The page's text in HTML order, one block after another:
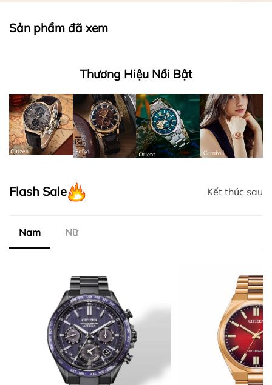
Sản phẩm đã xem
Thương Hiệu Nổi Bật
Flash Sale Kết thúc sau
Nam Nữ